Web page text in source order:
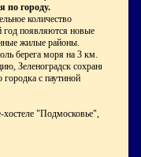
по городу.
количество
год появляются новые
жилые районы.
берега моря на 3 км.
Зеленоградск сохранил
с паутиной
"Подмосковье",